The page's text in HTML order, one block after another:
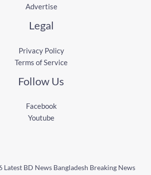
Advertise
Legal
Privacy Policy
Terms of Service
Follow Us
Facebook
Youtube
BD News Bangladesh Breaking News